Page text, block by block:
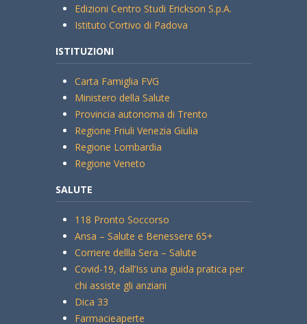
Edizioni Centro Studi Erickson S.p.A.
Istituto Cortivo di Padova
ISTITUZIONI
Carta Famiglia FVG
Ministero della Salute
Provincia autonoma di Trento
Regione Friuli Venezia Giulia
Regione Lombardia
Regione Veneto
SALUTE
118 Pronto Soccorso
Ansa – Salute e Benessere 65+
Corriere dellla Sera – Salute
Covid-19, dall’Iss una guida pratica per
chi assiste gli anziani
Dica 33
Farmacieaperte